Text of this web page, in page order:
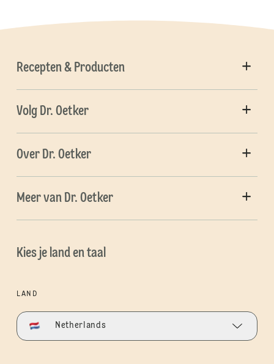
Recepten & Producten
Volg Dr. Oetker
Over Dr. Oetker
Meer van Dr. Oetker
Kies je land en taal
LAND
Netherlands